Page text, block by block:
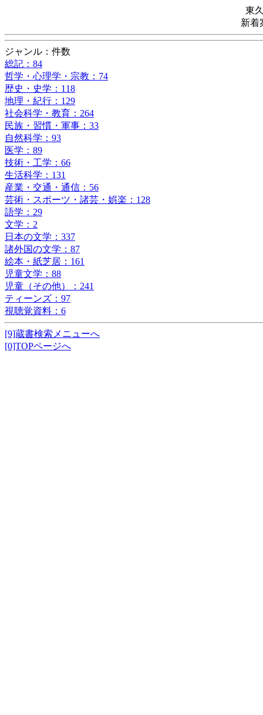
東
新着
ジャンル：件数
総記：84
哲学・心理学・宗教：74
歴史・史学：118
地理・紀行：129
社会科学・教育：264
民族・習慣・軍事：33
自然科学：93
医学：89
技術・工学：66
生活科学：131
産業・交通・通信：56
芸術・スポーツ・諸芸・娯楽：128
語学：29
文学：2
日本の文学：337
諸外国の文学：87
絵本・紙芝居：161
児童文学：88
児童（その他）：241
ティーンズ：97
視聴覚資料：6
[9]蔵書検索メニューへ
[0]TOPページへ